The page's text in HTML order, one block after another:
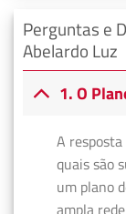
Perguntas e
Abelardo Luz
1. O
A
quais são
um plano